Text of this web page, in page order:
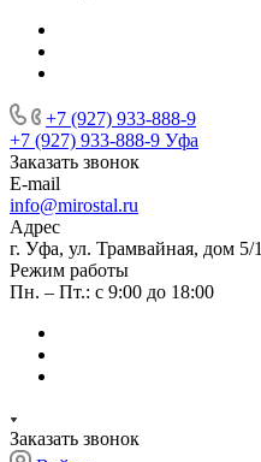
+7 (927) 933-888-9
+7 (927) 933-888-9 Уфа
Заказать звонок
E-mail
info@mirostal.ru
Адрес
г. Уфа, ул. Трамвайная, дом 5/1
Режим работы
Пн. – Пт.: с 9:00 до 18:00
Заказать звонок